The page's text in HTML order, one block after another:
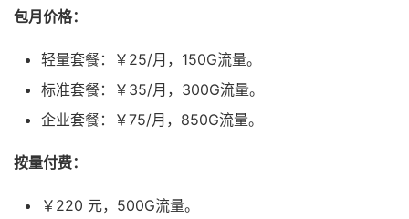
包月价格：
轻量套餐：￥25/月，150G流量。
标准套餐：￥35/月，300G流量。
企业套餐：￥75/月，850G流量。
按量付费：
￥220 元，500G流量。